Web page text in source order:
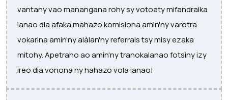
vantany vao manangana rohy sy votoaty mifandraika
ianao dia afaka mahazo komisiona amin'ny varotra
vokarina amin'ny alàlan'ny referrals tsy misy ezaka
mitohy. Apetraho ao amin'ny tranokalanao fotsiny izy
ireo dia vonona ny hahazo vola ianao!